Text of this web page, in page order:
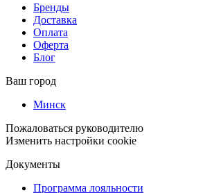
Бренды
Доставка
Оплата
Оферта
Блог
Ваш город
Минск
Пожаловаться руководителю
Изменить настройки cookie
Документы
Программа лояльности